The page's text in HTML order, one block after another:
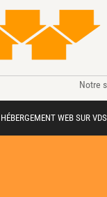
Notre
HÉBERGEMENT WEB SUR VDS